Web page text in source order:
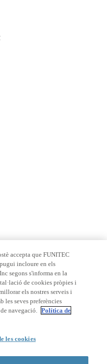
- URL |Avís legal
accepta que FUNITEC
incloure en els
segons s'informa en la
de cookies pròpies i
els nostres serveis i
les seves preferències
navegació. Política de
les cookies